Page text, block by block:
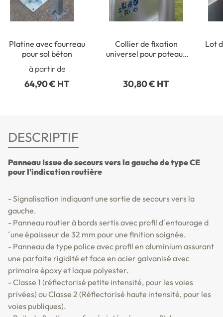
Platine avec fourreau
pour sol béton
à partir de
64,90 € HT
Collier de fixation
universel pour poteaux
30,80 € HT
Lot
DESCRIPTIF
Panneau Issue de secours vers la gauche de type CE
pour l'indication routière
- Signalisation indiquant une sortie de secours vers la
gauche.
- Panneau routier à bords sertis avec profil d´entourage d
´une épaisseur de 32 mm pour une finition soignée.
- Panneau de type police avec profil en aluminium assurant
une parfaite rigidité et face en acier galvanisé avec
primaire époxy et laque polyester.
- Classe 1 (réflectorisé petite intensité, pour les voies
privées) ou Classe 2 (Réflectorisé haute intensité, pour les
voies publiques).